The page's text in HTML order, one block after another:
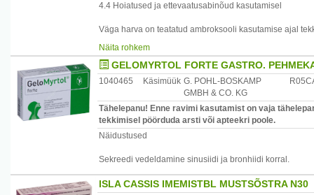
Raske neerupuudulikkuse korral võivad kuhjuda
Kuna mukolüütikumid võivad kahjustada mao
ettevaatusega patsientidel, kellel on esinenud peptiline
See ravim sisaldab laktoosi. Patsiendid, kellel on
laktaasidefitsiit või glükoosi-galaktoosi
4.4 Hoiatused ja ettevaatusabinõud kasutamisel
Väga harva on teatatud ambroksooli kasutamise ajal
tekkimisel kohe pöörduda arsti poole ja ambroksooli
Sekreedi võimaliku kogunemise tõttu peab Flavamedi
on tegemist bronhomotoorse häirega ja suure sekreedi
Neerufunktsiooni häire või raske maksahaiguse korral
kasutama eriti ettevaatlikult (st manustada harvem või
Raske neerupuudulikkuse korral tuleb arvestada
kuhjumise võimalusega.
ettevaatusega patsientidel, kellel on esinenud peptiline
See ravim sisaldab laktoosi ja sorbitooli. Patsiendid,
Näita rohkem
GELOMYRTOL FORTE GASTRO.
1040465 Käsimüük G. POHL-BOSKAMP
GMBH & CO. KG
Tähelepanu! Enne ravimi kasutamist on vaja
tekkimisel pöörduda arsti või apteekri poole.
Näidustused
Sekreedi vedeldamine sinusiidi ja bronhiidi korral.
ISLA CASSIS IMEMISTBL MUSTSÕSTRA N30